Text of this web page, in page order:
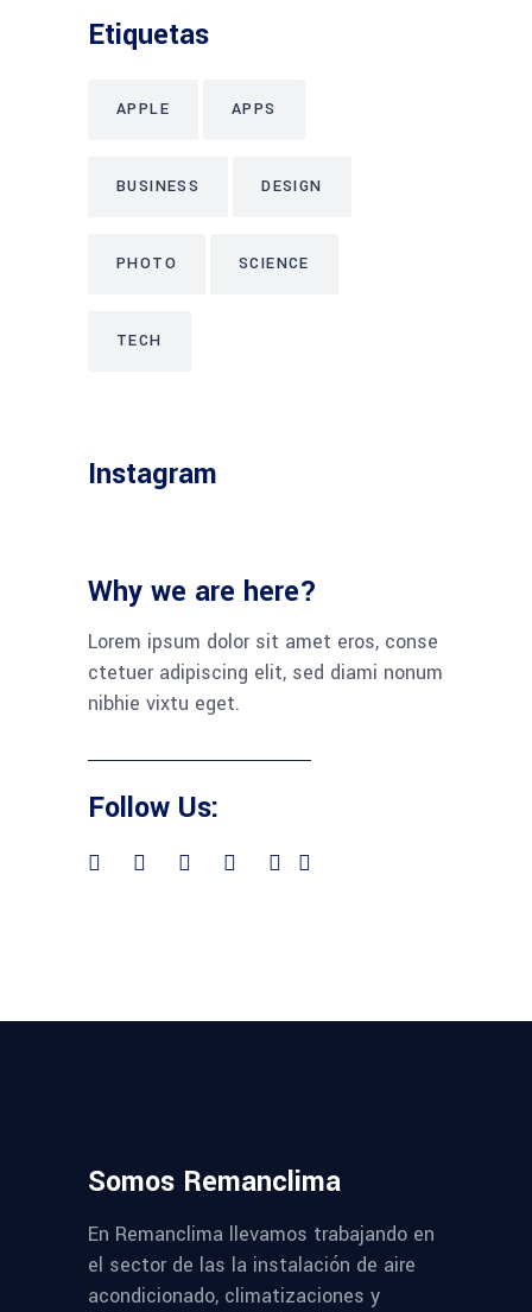
Etiquetas
APPLE APPS
BUSINESS DESIGN
PHOTO SCIENCE
TECH
Instagram
Why we are here?
Lorem ipsum dolor sit amet eros, conse
ctetuer adipiscing elit, sed diami nonum
nibhie vixtu eget.
Follow Us:
Somos Remanclima
En Remanclima llevamos trabajando en
el sector de las la instalación de aire
acondicionado, climatizaciones y